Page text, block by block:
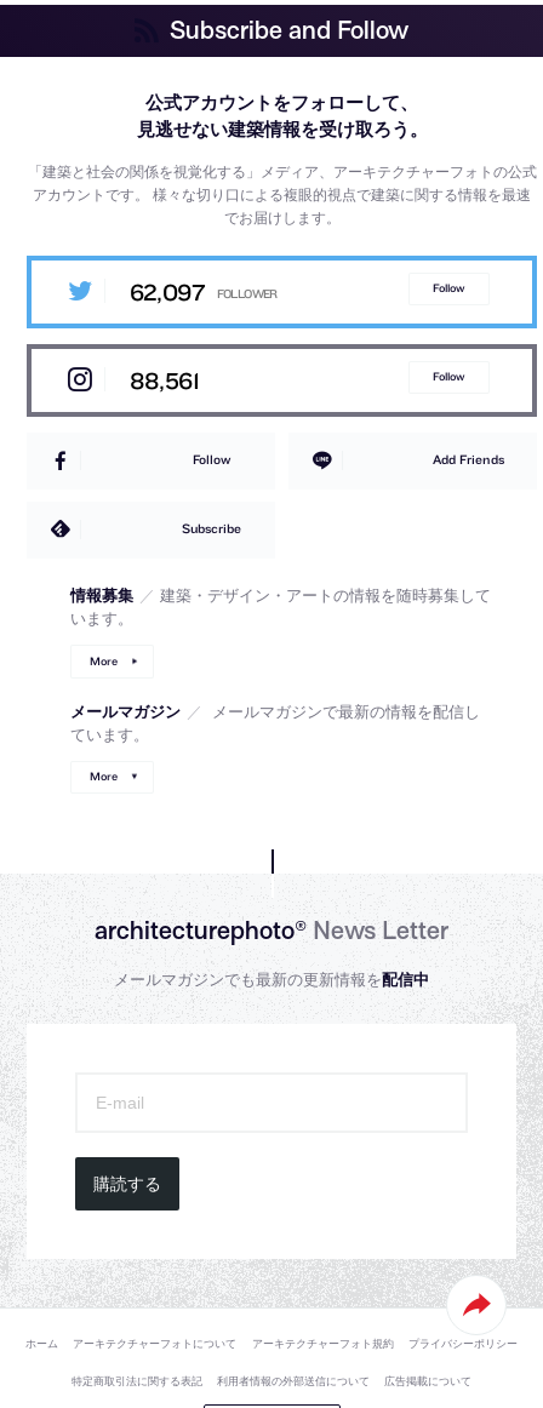
Subscribe and Follow
公式アカウントをフォローして、
見逃せない建築情報を受け取ろう。
「建築と社会の関係を視覚化する」メディア、アーキテクチャーフォトの公式
アカウントです。様々な切り口による複眼的視点で建築に関する情報を最速
でお届けします。
62,097 Follow
88,561 Follow
Follow Add Friends
Subscribe
情報募集 ／ 建築・デザイン・アートの情報を随時募集して
います。
More
メールマガジン ／
メールマガジンで最新の情報を配信し
ています。
More
architecturephoto®News Letter
メールマガジンでも最新の更新情報を配信中
購読する
ホーム アーキテクチャーフォトについて アーキテクチャーフォト規約 プライバシーポリシー
特定商取引法に関する表記 利用者情報の外部送信について 広告掲載について